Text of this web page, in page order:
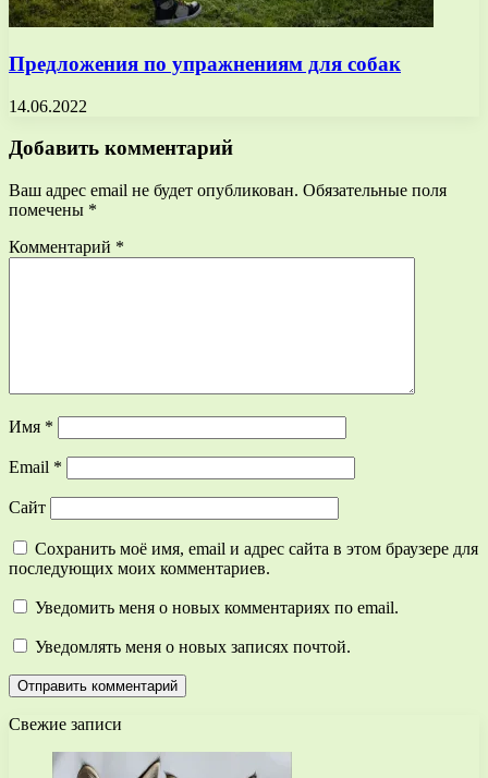
Предложения по упражнениям для собак
14.06.2022
Добавить комментарий
Ваш адрес email не будет опубликован. Обязательные поля
помечены *
Комментарий *
Имя *
Email *
Сайт
Сохранить моё имя, email и адрес сайта в этом браузере для
последующих моих комментариев.
Уведомить меня о новых комментариях по email.
Уведомлять меня о новых записях почтой.
Свежие записи